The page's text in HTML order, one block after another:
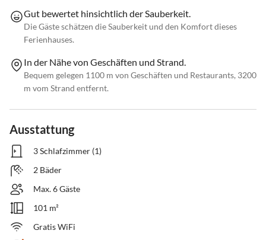
Gut bewertet hinsichtlich der Sauberkeit.
Die Gäste schätzen die Sauberkeit und den Komfort dieses
Ferienhauses.
In der Nähe von Geschäften und Strand.
Bequem gelegen 1100 m von Geschäften und Restaurants, 3200
m vom Strand entfernt.
Ausstattung
3 Schlafzimmer (1)
2 Bäder
Max. 6 Gäste
101 m²
Gratis WiFi